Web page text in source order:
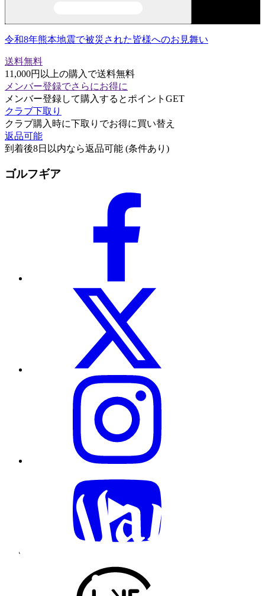
令和8年熊本地震で被災された皆様へのお見舞い
送料無料
11,000円以上の購入で送料無料
メンバー登録でさらにお得に
メンバー登録して購入するとポイントGET
クラブ下取り
クラブ購入時に下取りでお得に買い替え
返品可能
到着後8日以内なら返品可能 (条件あり)
ゴルフギア